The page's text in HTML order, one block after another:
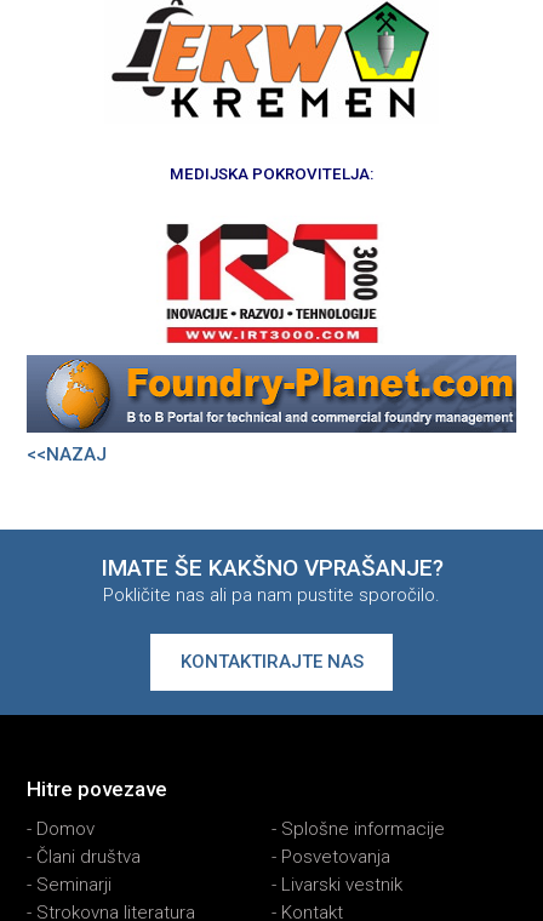
MEDIJSKA POKROVITELJA:
<<NAZAJ
IMATE ŠE KAKŠNO VPRAŠANJE?
Pokličite nas ali pa nam pustite sporočilo.
KONTAKTIRAJTE NAS
Hitre povezave
- Domov - Splošne informacije
- Člani društva - Posvetovanja
- Seminarji - Livarski vestnik
- Strokovna literatura - Kontakt